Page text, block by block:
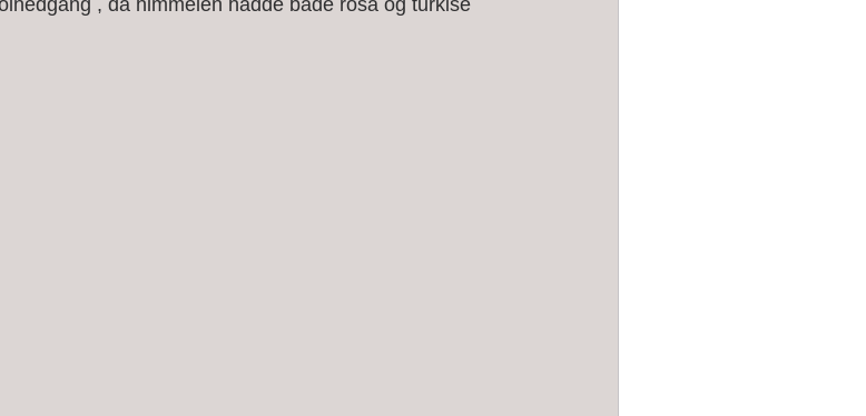
, da himmelen hadde både rosa og turkise